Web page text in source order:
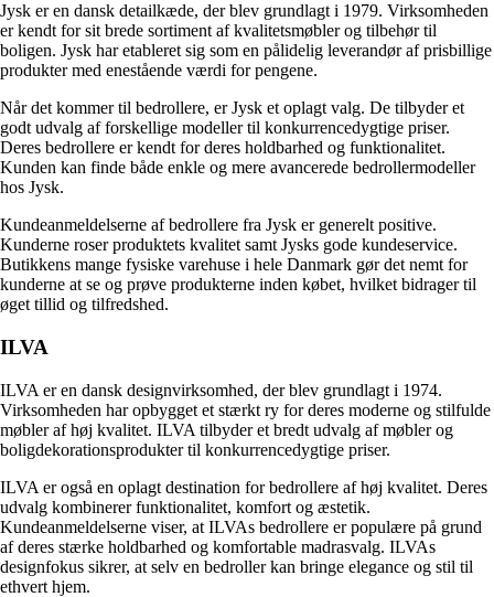
Jysk er en dansk detailkæde, der blev grundlagt i 1979. Virksomheden
er kendt for sit brede sortiment af kvalitetsmøbler og tilbehør til
boligen. Jysk har etableret sig som en pålidelig leverandør af prisbillige
produkter med enestående værdi for pengene.
Når det kommer til bedrollere, er Jysk et oplagt valg. De tilbyder et
godt udvalg af forskellige modeller til konkurrencedygtige priser.
Deres bedrollere er kendt for deres holdbarhed og funktionalitet.
Kunden kan finde både enkle og mere avancerede bedrollermodeller
hos Jysk.
Kundeanmeldelserne af bedrollere fra Jysk er generelt positive.
Kunderne roser produktets kvalitet samt Jysks gode kundeservice.
Butikkens mange fysiske varehuse i hele Danmark gør det nemt for
kunderne at se og prøve produkterne inden købet, hvilket bidrager til
øget tillid og tilfredshed.
ILVA
ILVA er en dansk designvirksomhed, der blev grundlagt i 1974.
Virksomheden har opbygget et stærkt ry for deres moderne og stilfulde
møbler af høj kvalitet. ILVA tilbyder et bredt udvalg af møbler og
boligdekorationsprodukter til konkurrencedygtige priser.
ILVA er også en oplagt destination for bedrollere af høj kvalitet. Deres
udvalg kombinerer funktionalitet, komfort og æstetik.
Kundeanmeldelserne viser, at ILVAs bedrollere er populære på grund
af deres stærke holdbarhed og komfortable madrasvalg. ILVAs
designfokus sikrer, at selv en bedroller kan bringe elegance og stil til
ethvert hjem.